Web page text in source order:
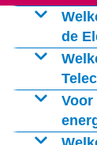
de
Op
Op
Voor
Een